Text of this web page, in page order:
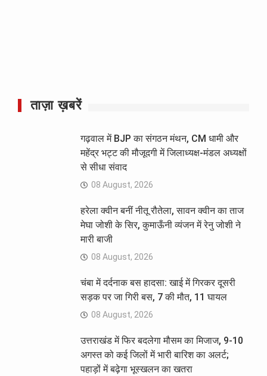
ताज़ा ख़बरें
गढ़वाल में BJP का संगठन मंथन, CM धामी और
महेंद्र भट्ट की मौजूदगी में जिलाध्यक्ष-मंडल अध्यक्षों
से सीधा संवाद
08 August, 2026
हरेला क्वीन बनीं नीतू रौतेला, सावन क्वीन का ताज
मेघा जोशी के सिर, कुमाऊँनी व्यंजन में रेनु जोशी ने
मारी बाजी
08 August, 2026
चंबा में दर्दनाक बस हादसा: खाई में गिरकर दूसरी
सड़क पर जा गिरी बस, 7 की मौत, 11 घायल
08 August, 2026
उत्तराखंड में फिर बदलेगा मौसम का मिजाज, 9-10
अगस्त को कई जिलों में भारी बारिश का अलर्ट;
पहाड़ों में बढ़ेगा भूस्खलन का खतरा